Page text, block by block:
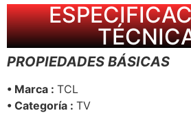
PROPIEDADES BÁSICAS
• Marca : TCL
• Categoría : TV